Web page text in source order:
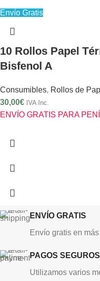
Envío Gratis
10 Rollos Papel
Bisfenol A
Consumibles, Rollos de
30,00€ IVA Inc.
ENVÍO GRATIS PARA
ENVÍO GRATIS
Envío gratis en
PAGOS SEGUROS
Utilizamos varios